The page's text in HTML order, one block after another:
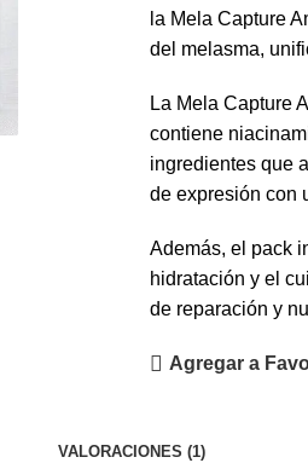
la Mela Capture
del melasma,
La Mela Capture
contiene
ingredientes que
de expresión con
Además, el pack
hidratación y el
de reparación y
Agregar a
VALORACIONES (1)